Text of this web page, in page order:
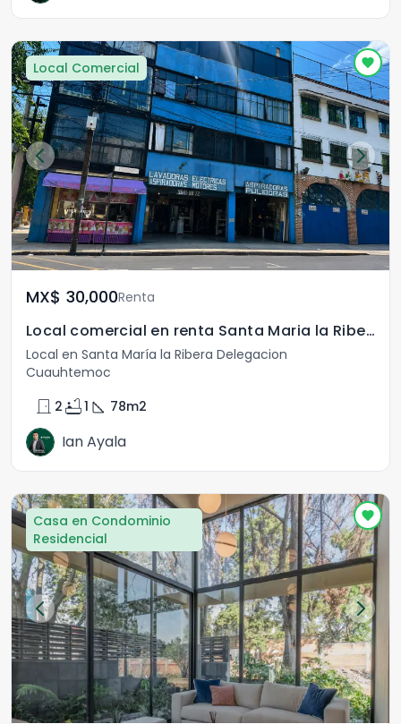
Local Comercial
MX$	30,000Renta
Local comercial en renta Santa Maria la Ribera CDMX
Local en Santa María la Ribera Delegacion
Cuauhtemoc
door_front 2 bathtub1 square_foot 78m2
Ian Ayala
Casa en Condominio
Residencial